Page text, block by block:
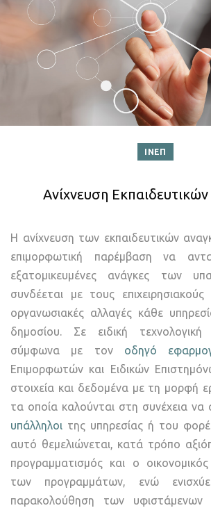
ΙΝΕΠ
Ανίχνευση
Η ανίχνευση των εκπαιδευτικών
επιμορφωτική παρέμβαση να
εξατομικευμένες ανάγκες των
συνδέεται με τους
οργανωσιακές αλλαγές κάθε
δημοσίου. Σε ειδική
σύμφωνα με τον οδηγό
Επιμορφωτών και Ειδικών
στοιχεία και δεδομένα με τη μορφή
τα οποία καλούνται στη συνέχεια
υπάλληλοι της υπηρεσίας ή του
αυτό θεμελιώνεται, κατά τρόπο
προγραμματισμός και ο
των προγραμμάτων, ενώ
παρακολούθηση των υφιστάμενων